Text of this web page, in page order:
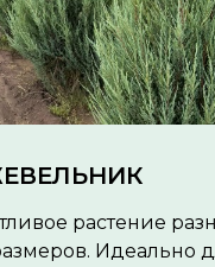
растение
Идеально